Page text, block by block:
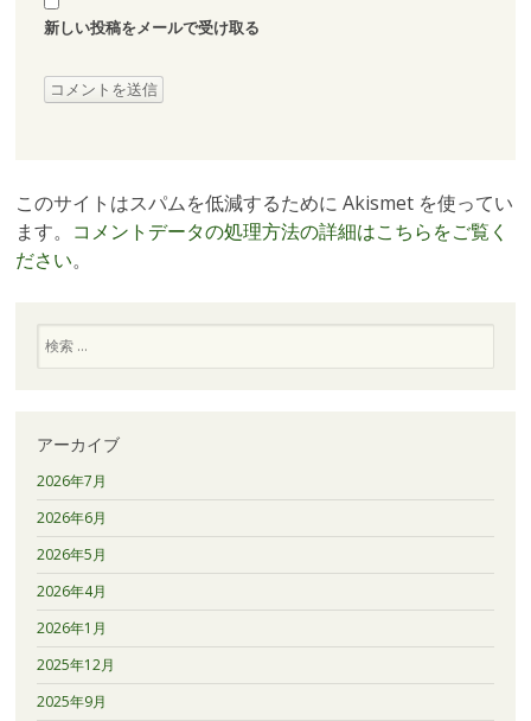
新しい投稿をメールで受け取る
このサイトはスパムを低減するために Akismet を使ってい
ます。 コメントデータの処理方法の詳細はこちらをご覧く
ださい。
索
アーカイブ
2026年7月
2026年6月
2026年5月
2026年4月
2026年1月
2025年12月
2025年9月